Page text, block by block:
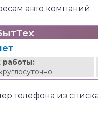
авто компаний:
работы:
телефона из